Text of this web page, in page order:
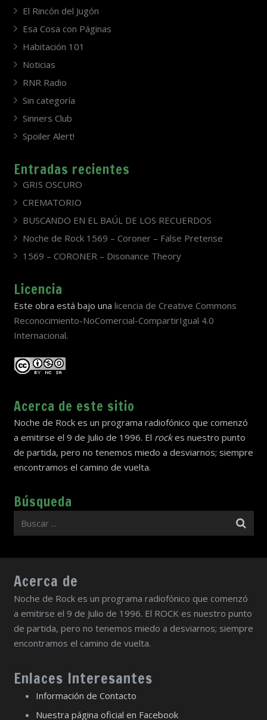
El Rincón del Jugón
Esa Cosa con Páginas
Habitación 101
Noticias
RNR Radio
Sin categoría
Sinners Club
Spoiler Alert!
Entradas recientes
GRIS OSCURO
CREMATORIO
BUSCANDO EN EL BAÚL DE LOS RECUERDOS
Noche de Rock 1569 – Coroner – False Pretense
1569 – CORONER – Disonance Theory
Licencia
Este obra está bajo una licencia de Creative Commons
Reconocimiento-NoComercial-CompartirIgual 4.0
Internacional.
Acerca de este sitio
Noche de Rock es un programa radiofónico que comenzó
a emitirse el 9 de Julio de 1996. El rockes nuestro punto
de partida, pero no tenemos miedo a desviarnos; siempre
encontramos el camino de vuelta.
Búsqueda
Acerca de
Noche de Rock es un programa radiofónico que comenzó
a emitirse el 9 de Julio de 1996. El ROCK es nuestro punto
de partida, pero no tenemos miedo a desviarnos; siempre
encontramos el camino de vuelta.
Enlaces Interesantes
Información de Contacto
Nuestra página oficial en Facebook